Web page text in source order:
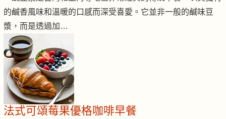
的鹹香風味和溫暖的口感而深受喜愛。它並非一般的鹹味豆
漿，而是透過加…
法式可頌莓果優格咖啡早餐